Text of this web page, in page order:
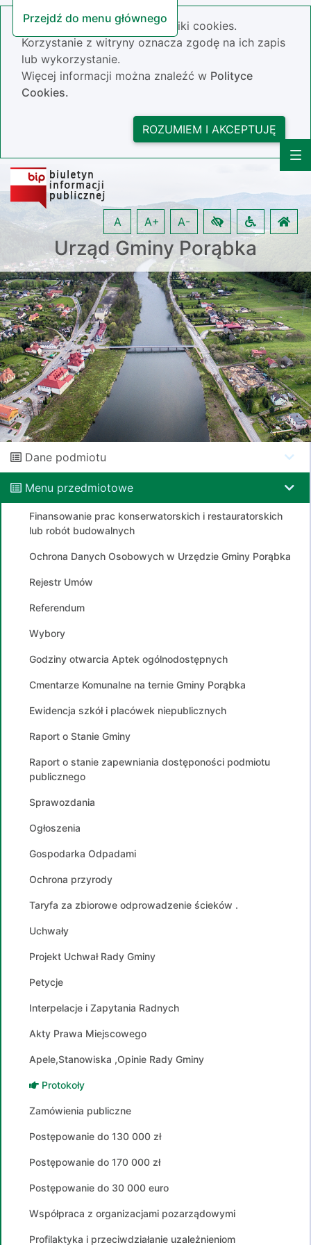
Przejdź do menu głównego
Nasza strona wykorzystuje pliki cookies.
Korzystanie z witryny oznacza zgodę na ich zapis
lub wykorzystanie.
Więcej informacji można znaleźć w Polityce
Cookies.
ROZUMIEM I AKCEPTUJĘ
Urząd Gminy Porąbka
A A+ A-
Dane podmiotu
Menu przedmiotowe
Finansowanie prac konserwatorskich i restauratorskich
lub robót budowalnych
Ochrona Danych Osobowych w Urzędzie Gminy Porąbka
Rejestr Umów
Referendum
Wybory
Godziny otwarcia Aptek ogólnodostępnych
Cmentarze Komunalne na ternie Gminy Porąbka
Ewidencja szkół i placówek niepublicznych
Raport o Stanie Gminy
Raport o stanie zapewniania dostęponości podmiotu
publicznego
Sprawozdania
Ogłoszenia
Gospodarka Odpadami
Ochrona przyrody
Taryfa za zbiorowe odprowadzenie ścieków .
Uchwały
Projekt Uchwał Rady Gminy
Petycje
Interpelacje i Zapytania Radnych
Akty Prawa Miejscowego
Apele,Stanowiska ,Opinie Rady Gminy
Protokoły
Zamówienia publiczne
Postępowanie do 130 000 zł
Postępowanie do 170 000 zł
Postępowanie do 30 000 euro
Współpraca z organizacjami pozarządowymi
Profilaktyka i przeciwdziałanie uzależnieniom